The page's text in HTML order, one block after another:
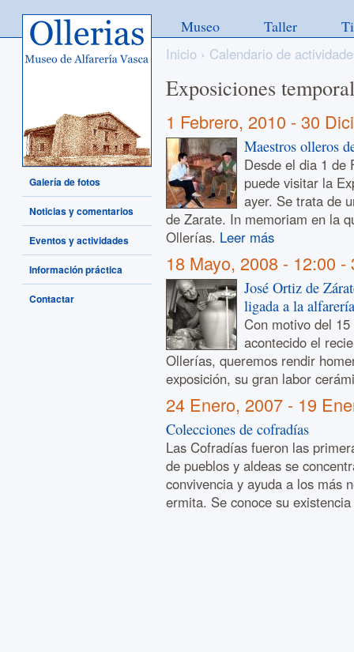
Ollerias - Museo de Alfarería
Vasca
Inicio › Calendario de
Exposiciones
1 Febrero, 2010 -30
Maestros olleros
Desde el dia 1 de
puede visitar la
ayer. Se trata de
de Zarate. In memoriam en la
Ollerías. Leer más
18 Mayo, 2008 - 12:00 -
José Ortiz de
ligada a la
Con motivo del
acontecido el
Ollerías, queremos rendir
exposición, su gran labor
24 Enero, 2007 - 19
Colecciones de cofradías
Las Cofradías fueron las
de pueblos y aldeas se
convivencia y ayuda a los más
ermita. Se conoce su
Museo Taller
Galería de fotos
Noticias y comentarios
Eventos y actividades
Información práctica
Contactar